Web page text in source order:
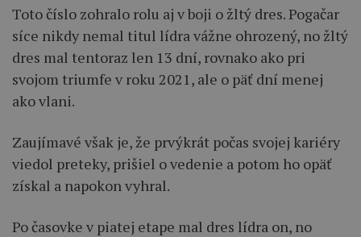
Toto číslo zohralo rolu aj v boji o žltý dres. Pogačar
síce nikdy nemal titul lídra vážne ohrozený, no žltý
dres mal tentoraz len 13 dní, rovnako ako pri
svojom triumfe v roku 2021, ale o päť dní menej
ako vlani.
Zaujímavé však je, že prvýkrát počas svojej kariéry
viedol preteky, prišiel o vedenie a potom ho opäť
získal a napokon vyhral.
Po časovke v piatej etape mal dres lídra on, no